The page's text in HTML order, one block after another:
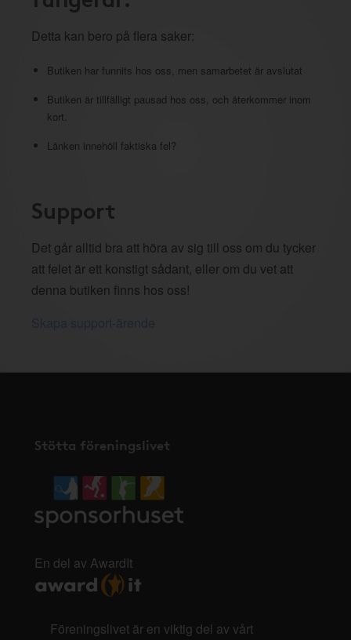
Detta kan bero på flera saker:
Butiken har funnits hos oss, men samarbetet är avslutat
Butiken är tillfälligt pausad hos oss, och återkommer inom
kort.
Länken innehöll faktiska fel?
Support
Det går alltid bra att höra av sig till oss om du tycker
att felet är ett konstigt sådant, eller om du vet att
denna butiken finns hos oss!
Stötta föreningslivet
En del av AwardIt
Föreningslivet är en viktig del av vårt